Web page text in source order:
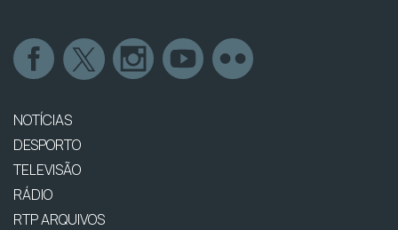
NOTÍCIAS
DESPORTO
TELEVISÃO
RÁDIO
RTP ARQUIVOS